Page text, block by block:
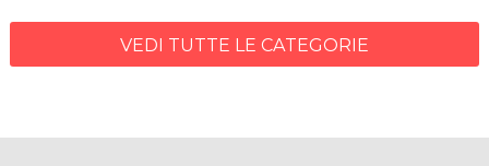
VEDI TUTTE LE CATEGORIE